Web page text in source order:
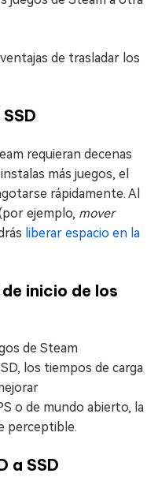
de trasladar los
requieran decenas
más juegos, el
rápidamente. Al
ejemplo, mover
liberar espacio en la
inicio de los
de Steam
los tiempos de carga
o de mundo abierto, la
perceptible.
a SSD